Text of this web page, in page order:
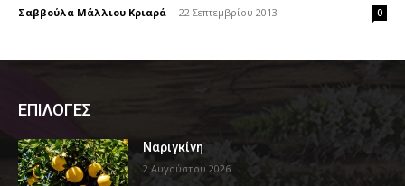
Σαββούλα Μάλλιου Κριαρά - 22 Σεπτεμβρίου 2013 0
ΕΠΙΛΟΓΕΣ
Ναριγκίνη
2 Αυγούστου 2026